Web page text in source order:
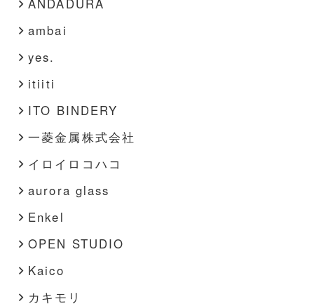
ambai
yes.
itiiti
ITO BINDERY
一菱金属株式会社
イロイロコハコ
aurora glass
Enkel
OPEN STUDIO
Kaico
カキモリ